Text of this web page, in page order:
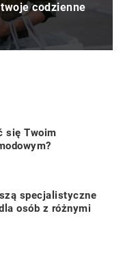
codzienne
się Twoim
specjalistyczne
osób z różnymi